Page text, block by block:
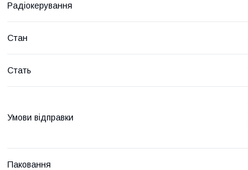
Радіокерування
Стан
Стать
Умови відправки
Паковання